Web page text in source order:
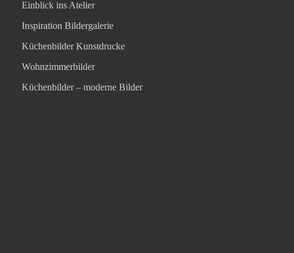
Einblick ins Atelier
Inspiration Bildergalerie
Küchenbilder Kunstdrucke
Wohnzimmerbilder
Küchenbilder – moderne Bilder